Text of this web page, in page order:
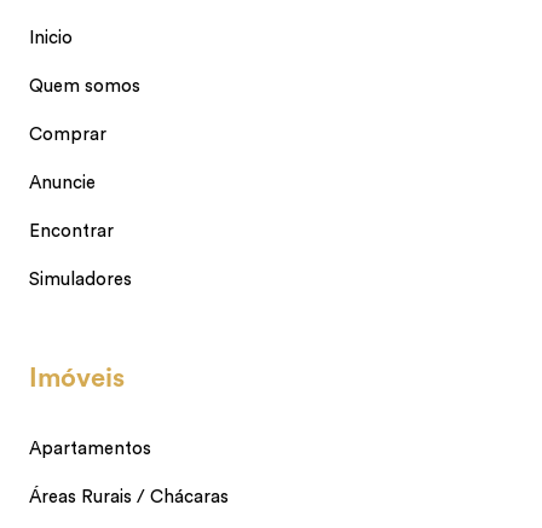
Inicio
Quem somos
Comprar
Anuncie
Encontrar
Simuladores
Imóveis
Apartamentos
Áreas Rurais / Chácaras